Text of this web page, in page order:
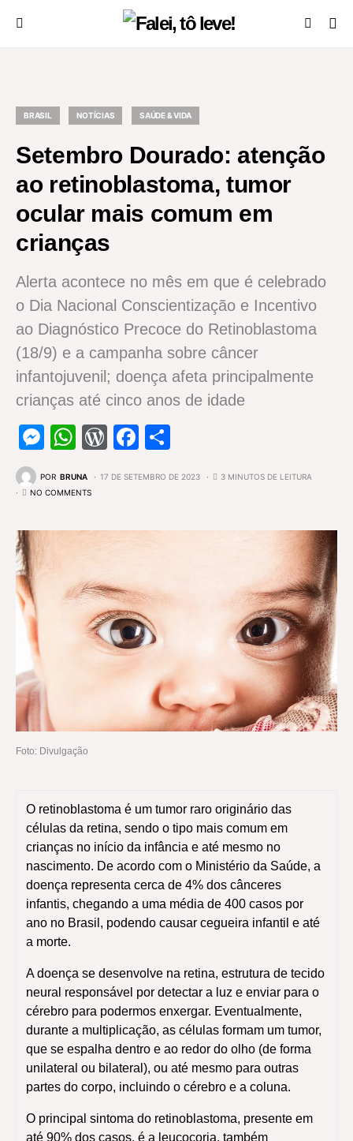
BRASIL NOTÍCIAS SAÚDE & VIDA
Setembro Dourado: atenção
ao retinoblastoma, tumor
ocular mais comum em
crianças
Alerta acontece no mês em que é celebrado
o Dia Nacional Conscientização e Incentivo
ao Diagnóstico Precoce do Retinoblastoma
(18/9) e a campanha sobre câncer
infantojuvenil; doença afeta principalmente
crianças até cinco anos de idade
Messenger
WhatsApp
WordPress
Facebook
POR BRUNA 17 DE SETEMBRO DE 2023
3 MINUTOS DE LEITURA
NO COMMENTS
Foto: Divulgação
O retinoblastoma é um tumor raro originário das
células da retina, sendo o tipo mais comum em
crianças no início da infância e até mesmo no
nascimento. De acordo com o Ministério da Saúde, a
doença representa cerca de 4% dos cânceres
infantis, chegando a uma média de 400 casos por
ano no Brasil, podendo causar cegueira infantil e até
a morte.
A doença se desenvolve na retina, estrutura de tecido
neural responsável por detectar a luz e enviar para o
cérebro para podermos enxergar. Eventualmente,
durante a multiplicação, as células formam um tumor,
que se espalha dentro e ao redor do olho (de forma
unilateral ou bilateral), ou até mesmo para outras
partes do corpo, incluindo o cérebro e a coluna.
O principal sintoma do retinoblastoma, presente em
até 90% dos casos, é a leucocoria, também